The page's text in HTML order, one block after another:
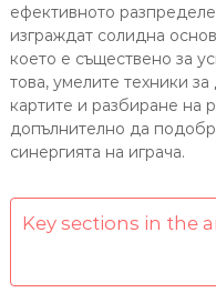
ефективното
изграждат солидна
което е съществено за
това, умелите техники
картите и разбиране на
допълнително да
синергията на играча.
Key sections in the